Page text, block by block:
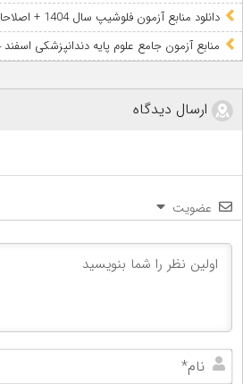
دانلود منابع آزمون فلوشیپ سال 1404 + اصلاحات
منابع آزمون جامع علوم پایه دندانپزشکی اسفند 1404 و بعد از آن
ارسال دیدگاه
عضویت